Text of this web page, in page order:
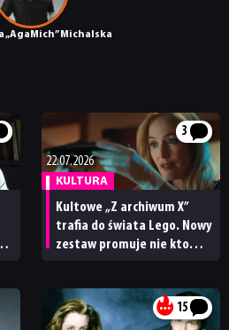
„AgaMich” Michalska
3
22.07.2026
KULTURA
Kultowe „Z archiwum X”
trafia do świata Lego. Nowy
zestaw promuje nie kto
15